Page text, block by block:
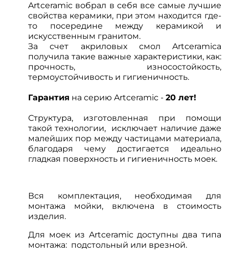
Artceramic вобрал в себя все самые лучшие
свойства керамики, при этом находится где-
то посередине между керамикой и
искусственным гранитом.
За счет акриловых смол Artceramica
получила такие важные характеристики, как:
прочность, износостойкость,
термоустойчивость и гигиеничность.
Гарантия на серию Artceramic - 20 лет!
Структура, изготовленная при помощи
такой технологии, исключает наличие даже
малейших пор между частицами материала,
благодаря чему достигается идеально
гладкая поверхность и гигиеничность моек.
Вся комплектация, необходимая для
монтажа мойки, включена в стоимость
изделия.
Для моек из Artceramic доступны два типа
монтажа: подстольный или врезной.